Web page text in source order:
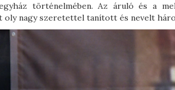
történelmében. Az áruló és a
oly nagy szeretettel tanított és nevelt